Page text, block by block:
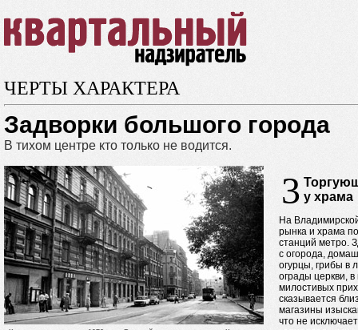
ЧЕРТЫ ХАРАКТЕРА
Задворки большого города
В тихом центре кто только не водится.
3 у храма
На
рынка и храма
станций метро.
с огорода,
огурцы, грибы в
ограды церкви,
милостивых
сказывается
магазины
что не